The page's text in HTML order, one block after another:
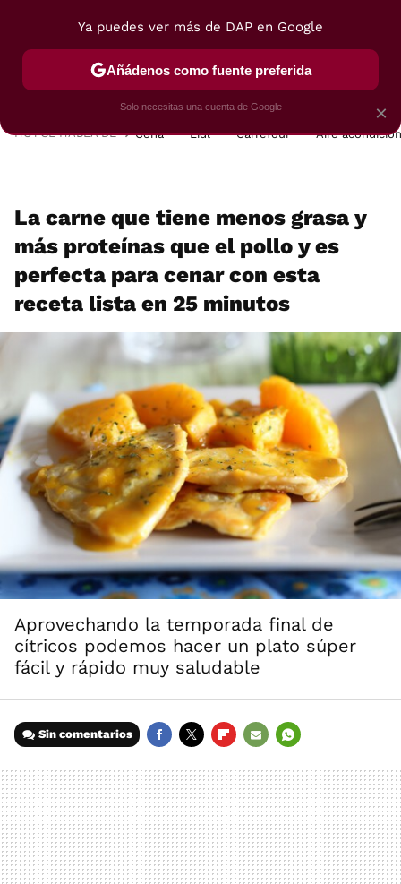
POSTRES VIAJES SELECCIÓN VEGUI
HOY SE HABLA DE Cena Lidl Carrefour Aire
La carne que tiene menos grasa y
más proteínas que el pollo y es
perfecta para cenar con esta
receta lista en 25 minutos
Aprovechando la temporada final de
cítricos podemos hacer un plato súper
fácil y rápido muy saludable
Sin comentarios
MAIL
×
Ya puedes ver más de DAP en Google
Añádenos como fuente preferida
Solo necesitas una cuenta de Google